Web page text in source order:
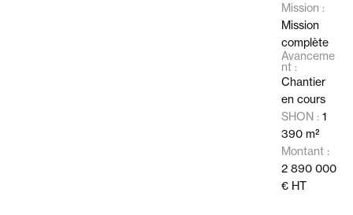
Mission :
Mission
complète
Avanceme
nt :
Chantier
en cours
SHON : 1
390 m²
Montant :
2 890 000
€ HT